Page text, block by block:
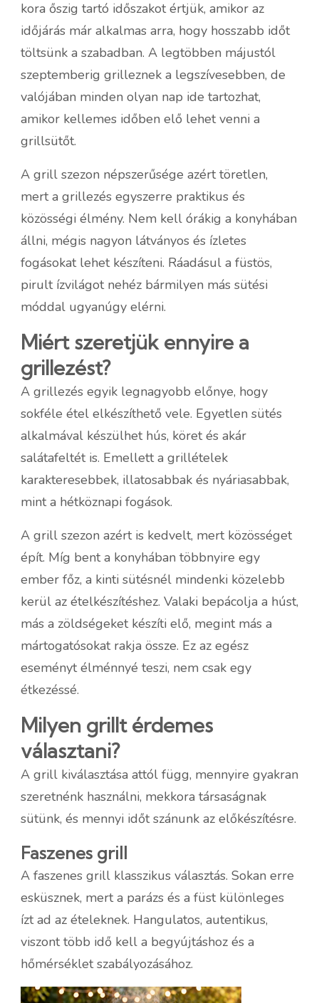
kora őszig tartó időszakot értjük, amikor az
időjárás már alkalmas arra, hogy hosszabb időt
töltsünk a szabadban. A legtöbben májustól
szeptemberig grilleznek a legszívesebben, de
valójában minden olyan nap ide tartozhat,
amikor kellemes időben elő lehet venni a
grillsütőt.
A grill szezon népszerűsége azért töretlen,
mert a grillezés egyszerre praktikus és
közösségi élmény. Nem kell órákig a konyhában
állni, mégis nagyon látványos és ízletes
fogásokat lehet készíteni. Ráadásul a füstös,
pirult ízvilágot nehéz bármilyen más sütési
móddal ugyanúgy elérni.
Miért szeretjük ennyire a
grillezést?
A grillezés egyik legnagyobb előnye, hogy
sokféle étel elkészíthető vele. Egyetlen sütés
alkalmával készülhet hús, köret és akár
salátafeltét is. Emellett a grillételek
karakteresebbek, illatosabbak és nyáriasabbak,
mint a hétköznapi fogások.
A grill szezon azért is kedvelt, mert közösséget
épít. Míg bent a konyhában többnyire egy
ember főz, a kinti sütésnél mindenki közelebb
kerül az ételkészítéshez. Valaki bepácolja a húst,
más a zöldségeket készíti elő, megint más a
mártogatósokat rakja össze. Ez az egész
eseményt élménnyé teszi, nem csak egy
étkezéssé.
Milyen grillt érdemes
választani?
A grill kiválasztása attól függ, mennyire gyakran
szeretnénk használni, mekkora társaságnak
sütünk, és mennyi időt szánunk az előkészítésre.
Faszenes grill
A faszenes grill klasszikus választás. Sokan erre
esküsznek, mert a parázs és a füst különleges
ízt ad az ételeknek. Hangulatos, autentikus,
viszont több idő kell a begyújtáshoz és a
hőmérséklet szabályozásához.